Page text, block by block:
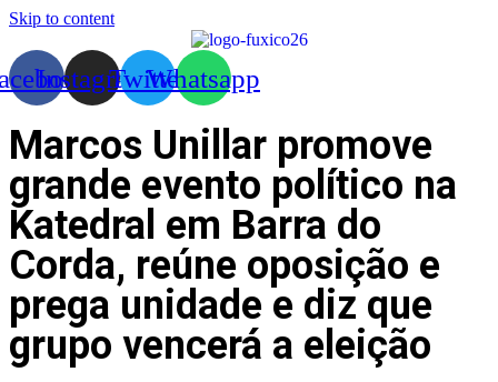
Skip to content
InstagramTwitterWhatsapp
Marcos Unillar promove
grande evento político na
Katedral em Barra do
Corda, reúne oposição e
prega unidade e diz que
grupo vencerá a eleição